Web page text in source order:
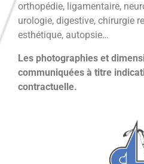
orthopédie, ligamentaire,
urologie, digestive, chirurgie
esthétique, autopsie…
Les photographies et
communiquées à titre
contractuelle.